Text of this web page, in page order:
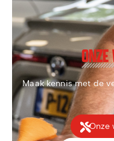
Maak kennis met de
Onze